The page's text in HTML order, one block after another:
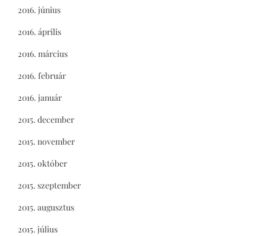
2016. június
2016. április
2016. március
2016. február
2016. január
2015. december
2015. november
2015. október
2015. szeptember
2015. augusztus
2015. július